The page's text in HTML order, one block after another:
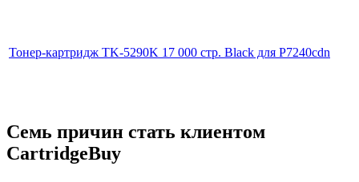
Тонер-картридж TK-5290K 17 000 стр. Black для P7240cdn
Семь причин стать клиентом
CartridgeBuy